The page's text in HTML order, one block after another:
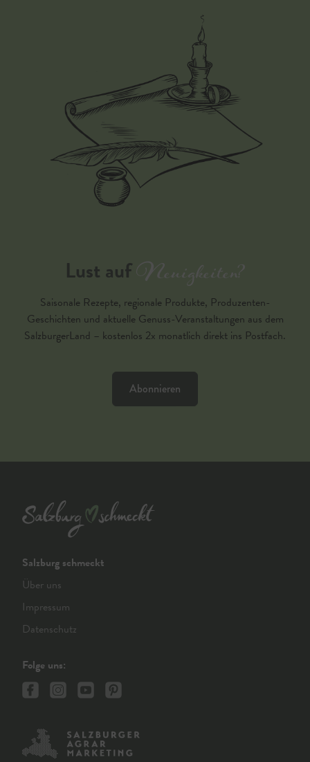
Lust aufNeuigkeiten?
Saisonale Rezepte, regionale Produkte, Produzenten-
Geschichten und aktuelle Genuss-Veranstaltungen aus dem
SalzburgerLand – kostenlos 2x monatlich direkt ins Postfach.
Abonnieren
Salzburg schmeckt
Über uns
Impressum
Datenschutz
Folge uns: